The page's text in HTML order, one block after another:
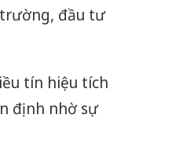
đầu tư
tín hiệu tích
định nhờ sự